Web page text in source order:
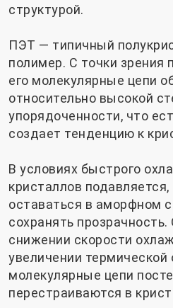
структурой.
ПЭТ — типичный
полимер. С точки зрения
его молекулярные цепи
относительно высокой
упорядоченности, что
создает тенденцию к
В условиях быстрого
кристаллов
оставаться в аморфном
сохранять
снижении скорости
увеличении термической
молекулярные цепи
перестраиваются в